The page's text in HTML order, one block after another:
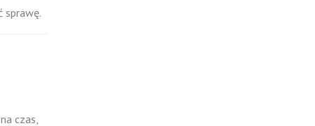
sprawę.
czas,